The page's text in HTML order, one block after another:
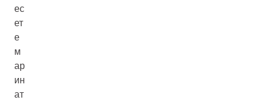
ес
ет
е
м
ар
ин
ат